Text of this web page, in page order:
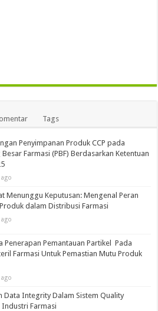
Tags
Penyimpanan Produk CCP pada
Farmasi (PBF) Berdasarkan Ketentuan
Menunggu Keputusan: Mengenal Peran
dalam Distribusi Farmasi
Penerapan Pemantauan Partikel Pada
Farmasi Untuk Pemastian Mutu Produk
Data Integrity Dalam Sistem Quality
Farmasi